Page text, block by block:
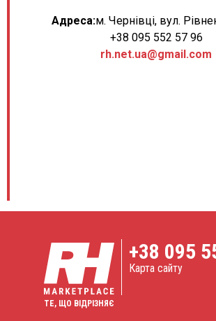
Адреса:м. Чернівці, вул.
+38 095 552 57 96
rh.net.ua@gmail.com
ТЕ, ЩО ВІДРІЗНЯЄ
+38 095
Карта сайту